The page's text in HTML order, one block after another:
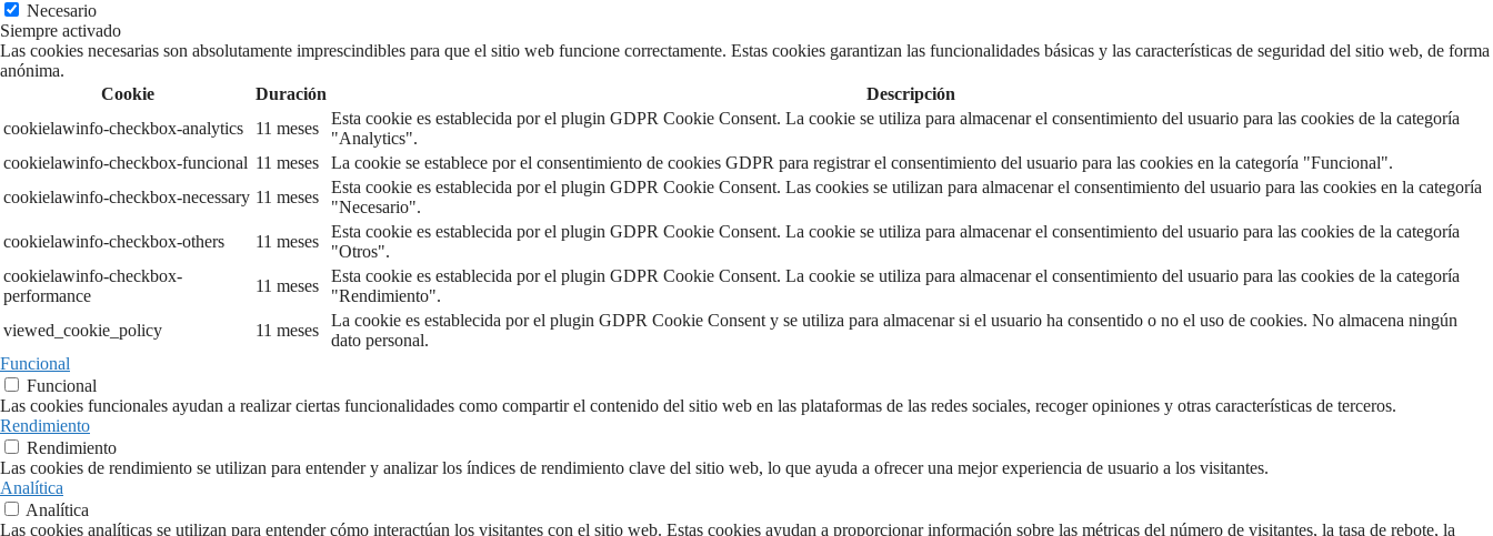
Necesario
Siempre activado
Las cookies necesarias son absolutamente imprescindibles para que el sitio web funcione correctamente. Estas cookies garantizan las funcionalidades básicas y las características de seguridad del sitio web, de forma
anónima.
Cookie
Duración
Descripción
cookielawinfo-checkbox-analytics
11 meses
Esta cookie es establecida por el plugin GDPR Cookie Consent. La cookie se utiliza para almacenar el consentimiento del usuario para las cookies de la categoría
"Analytics".
cookielawinfo-checkbox-funcional 11 meses
La cookie se establece por el consentimiento de cookies GDPR para registrar el consentimiento del usuario para las cookies en la categoría "Funcional".
cookielawinfo-checkbox-necessary 11 meses
Esta cookie es establecida por el plugin GDPR Cookie Consent. Las cookies se utilizan para almacenar el consentimiento del usuario para las cookies en la categoría
"Necesario".
cookielawinfo-checkbox-others
11 meses
Esta cookie es establecida por el plugin GDPR Cookie Consent. La cookie se utiliza para almacenar el consentimiento del usuario para las cookies de la categoría
"Otros".
cookielawinfo-checkbox-
performance
11 meses
Esta cookie es establecida por el plugin GDPR Cookie Consent. La cookie se utiliza para almacenar el consentimiento del usuario para las cookies de la categoría
"Rendimiento".
viewed_cookie_policy
11 meses
La cookie es establecida por el plugin GDPR Cookie Consent y se utiliza para almacenar si el usuario ha consentido o no el uso de cookies. No almacena ningún
dato personal.
Funcional
Funcional
Las cookies funcionales ayudan a realizar ciertas funcionalidades como compartir el contenido del sitio web en las plataformas de las redes sociales, recoger opiniones y otras características de terceros.
Rendimiento
Rendimiento
Las cookies de rendimiento se utilizan para entender y analizar los índices de rendimiento clave del sitio web, lo que ayuda a ofrecer una mejor experiencia de usuario a los visitantes.
Analítica
Analítica
Las cookies analíticas se utilizan para entender cómo interactúan los visitantes con el sitio web. Estas cookies ayudan a proporcionar información sobre las métricas del número de visitantes, la tasa de rebote, la